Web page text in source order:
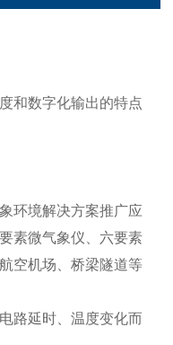
和数字化输出的特点
环境解决方案推广应
素微气象仪、六要素
空机场、桥梁隧道等
路延时、温度变化而